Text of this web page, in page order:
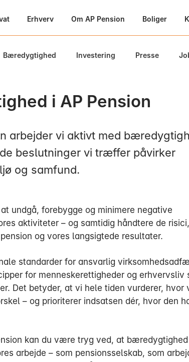
Erhverv Om AP Pension Boliger
Bæredygtighed Investering Presse
i AP Pension
arbejder vi aktivt med
beslutninger vi træffer påvirker
og samfund.
undgå, forebygge og minimere negative
aktiviteter – og samtidig håndtere de
og vores langsigtede resultater.
standarder for ansvarlig
for menneskerettigheder og erhvervsliv
Det betyder, at vi hele tiden vurderer, hvor
– og prioriterer indsatsen dér, hvor den
kan du være tryg ved, at
arbejde – som pensionsselskab, som